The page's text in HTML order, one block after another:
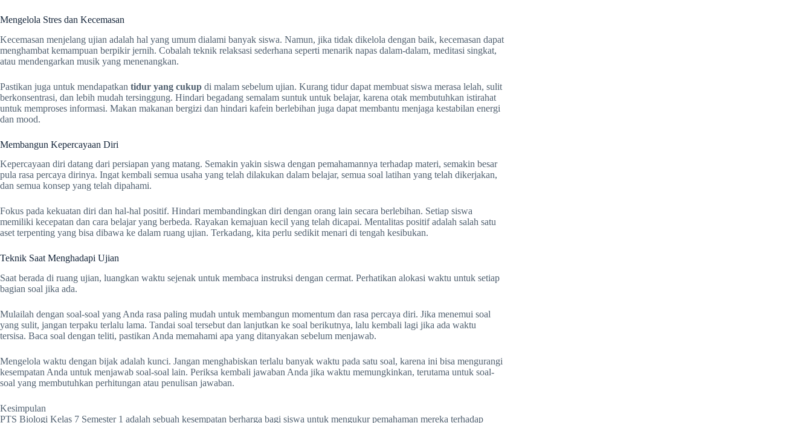
Mengelola Stres dan Kecemasan
Kecemasan menjelang ujian adalah hal yang umum dialami banyak siswa. Namun, jika tidak dikelola dengan baik, kecemasan dapat
menghambat kemampuan berpikir jernih. Cobalah teknik relaksasi sederhana seperti menarik napas dalam-dalam, meditasi singkat,
atau mendengarkan musik yang menenangkan.
Pastikan juga untuk mendapatkan tidur yang cukup di malam sebelum ujian. Kurang tidur dapat membuat siswa merasa lelah, sulit
berkonsentrasi, dan lebih mudah tersinggung. Hindari begadang semalam suntuk untuk belajar, karena otak membutuhkan istirahat
untuk memproses informasi. Makan makanan bergizi dan hindari kafein berlebihan juga dapat membantu menjaga kestabilan energi
dan mood.
Membangun Kepercayaan Diri
Kepercayaan diri datang dari persiapan yang matang. Semakin yakin siswa dengan pemahamannya terhadap materi, semakin besar
pula rasa percaya dirinya. Ingat kembali semua usaha yang telah dilakukan dalam belajar, semua soal latihan yang telah dikerjakan,
dan semua konsep yang telah dipahami.
Fokus pada kekuatan diri dan hal-hal positif. Hindari membandingkan diri dengan orang lain secara berlebihan. Setiap siswa
memiliki kecepatan dan cara belajar yang berbeda. Rayakan kemajuan kecil yang telah dicapai. Mentalitas positif adalah salah satu
aset terpenting yang bisa dibawa ke dalam ruang ujian. Terkadang, kita perlu sedikit menari di tengah kesibukan.
Teknik Saat Menghadapi Ujian
Saat berada di ruang ujian, luangkan waktu sejenak untuk membaca instruksi dengan cermat. Perhatikan alokasi waktu untuk setiap
bagian soal jika ada.
Mulailah dengan soal-soal yang Anda rasa paling mudah untuk membangun momentum dan rasa percaya diri. Jika menemui soal
yang sulit, jangan terpaku terlalu lama. Tandai soal tersebut dan lanjutkan ke soal berikutnya, lalu kembali lagi jika ada waktu
tersisa. Baca soal dengan teliti, pastikan Anda memahami apa yang ditanyakan sebelum menjawab.
Mengelola waktu dengan bijak adalah kunci. Jangan menghabiskan terlalu banyak waktu pada satu soal, karena ini bisa mengurangi
kesempatan Anda untuk menjawab soal-soal lain. Periksa kembali jawaban Anda jika waktu memungkinkan, terutama untuk soal-
soal yang membutuhkan perhitungan atau penulisan jawaban.
Kesimpulan
PTS Biologi Kelas 7 Semester 1 adalah sebuah kesempatan berharga bagi siswa untuk mengukur pemahaman mereka terhadap